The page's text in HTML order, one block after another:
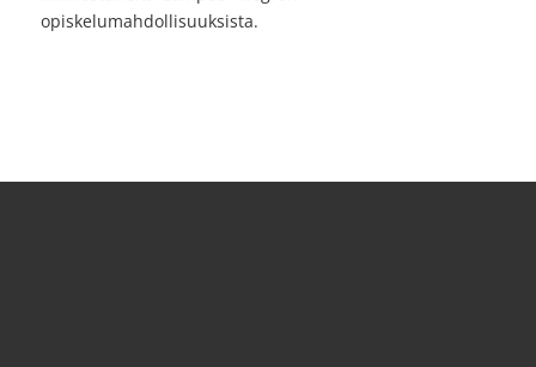
opiskelumahdollisuuksista.